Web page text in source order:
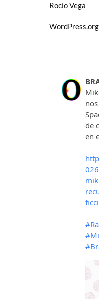
Rocío Vega
WordPress.org